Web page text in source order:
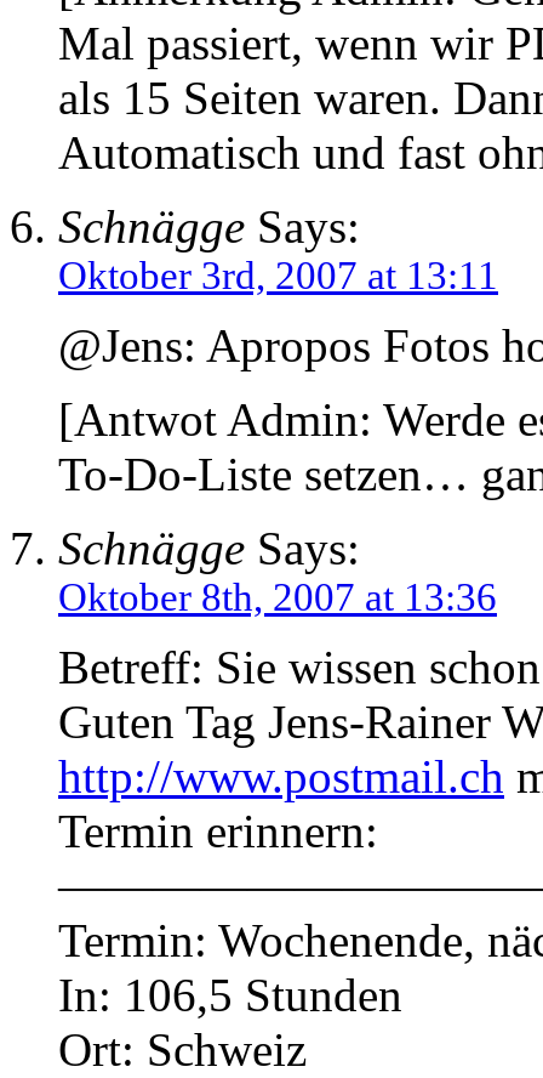
Mal passiert, wenn wir
als 15 Seiten waren.
Automatisch und fast
Schnägge Says:
Oktober 3rd, 2007 at 13:11
@Jens: Apropos Fotos
[Antwot Admin: Werde
To-Do-Liste setzen…
Schnägge Says:
Oktober 8th, 2007 at 13:36
Betreff: Sie wissen
Guten Tag Jens-Rainer
http://www.postmail.ch
Termin erinnern:
Termin: Wochenende,
In: 106,5 Stunden
Ort: Schweiz